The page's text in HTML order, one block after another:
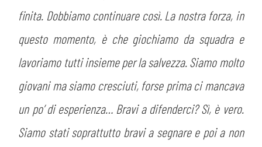
MEDIA
finita. Dobbiamo continuare così. La nostra forza, in
questo momento, è che giochiamo da squadra e
lavoriamo tutti insieme per la salvezza. Siamo molto
giovani ma siamo cresciuti, forse prima ci mancava
un po’ di esperienza… Bravi a difenderci? Sì, è vero.
Siamo stati soprattutto bravi a segnare e poi a non